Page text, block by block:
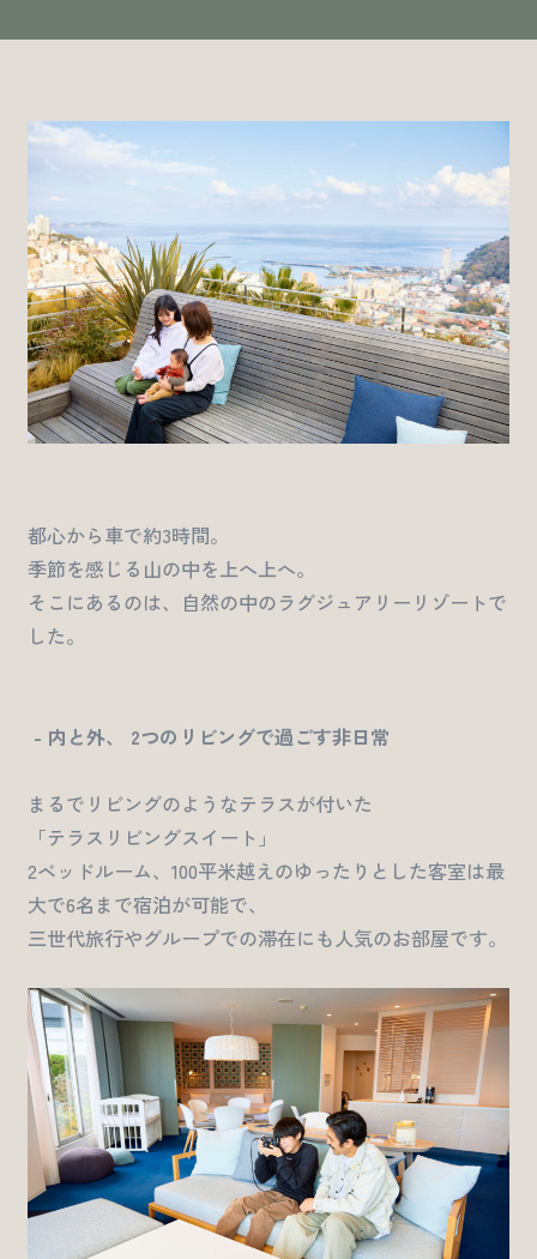
都心から車で約3時間。
季節を感じる山の中を上へ上へ。
そこにあるのは、自然の中のラグジュアリーリゾートで
した。
- 内と外、 2つのリビングで過ごす非日常
まるでリビングのようなテラスが付いた
「テラスリビングスイート」
2ベッドルーム、100平米越えのゆったりとした客室は最
大で6名まで宿泊が可能で、
三世代旅行やグループでの滞在にも人気のお部屋です。